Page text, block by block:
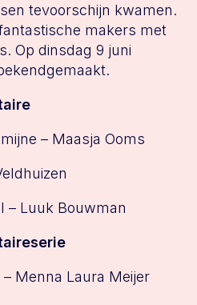
tevoorschijn kwamen.
makers met
Op dinsdag 9 juni
– Maasja Ooms
– Luuk Bouwman
Menna Laura Meijer